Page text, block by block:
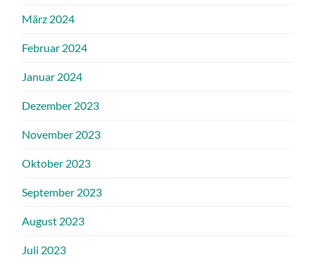
März 2024
Februar 2024
Januar 2024
Dezember 2023
November 2023
Oktober 2023
September 2023
August 2023
Juli 2023